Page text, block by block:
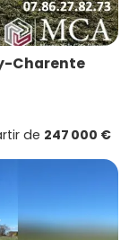
Charente
de 247 000 €